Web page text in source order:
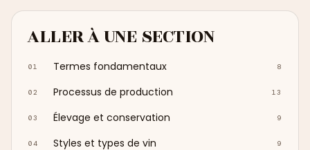
ALLER À UNE SECTION
01 Termes fondamentaux 8
02 Processus de production 13
03 Élevage et conservation 9
04 Styles et types de vin 9